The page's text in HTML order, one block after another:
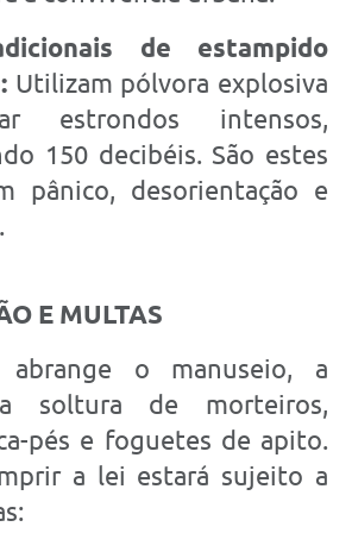
de estampido
Utilizam pólvora explosiva
estrondos intensos,
150 decibéis. São estes
pânico, desorientação e
E MULTAS
o manuseio, a
soltura de morteiros,
pés e foguetes de apito.
a lei estará sujeito a